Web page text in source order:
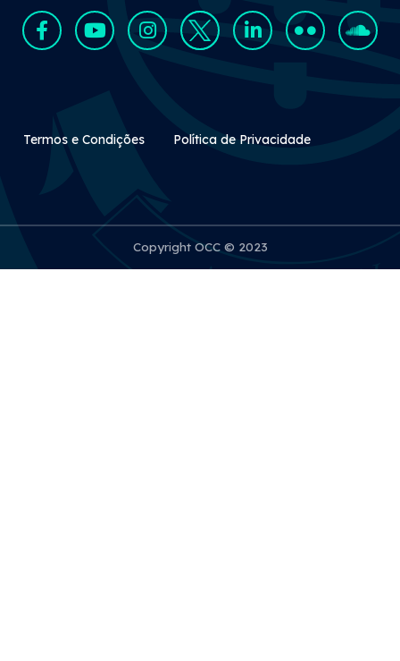
Rodapé Secundário
Termos e Condições Política de Privacidade
Copyright OCC © 2023